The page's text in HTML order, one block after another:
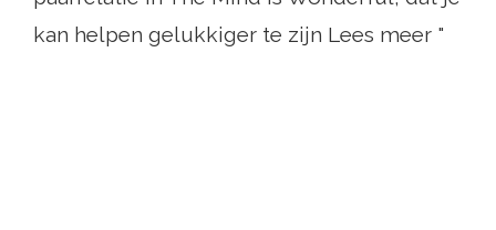
kan helpen gelukkiger te zijn Lees meer "